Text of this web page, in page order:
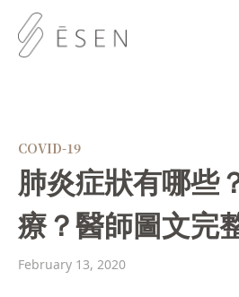
COVID-19
肺炎症狀有哪些
療？醫師圖文完
February 13, 2020